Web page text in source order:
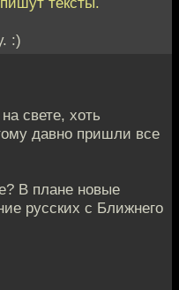
:)
свете, хоть
давно пришли все
В плане новые
русских с Ближнего